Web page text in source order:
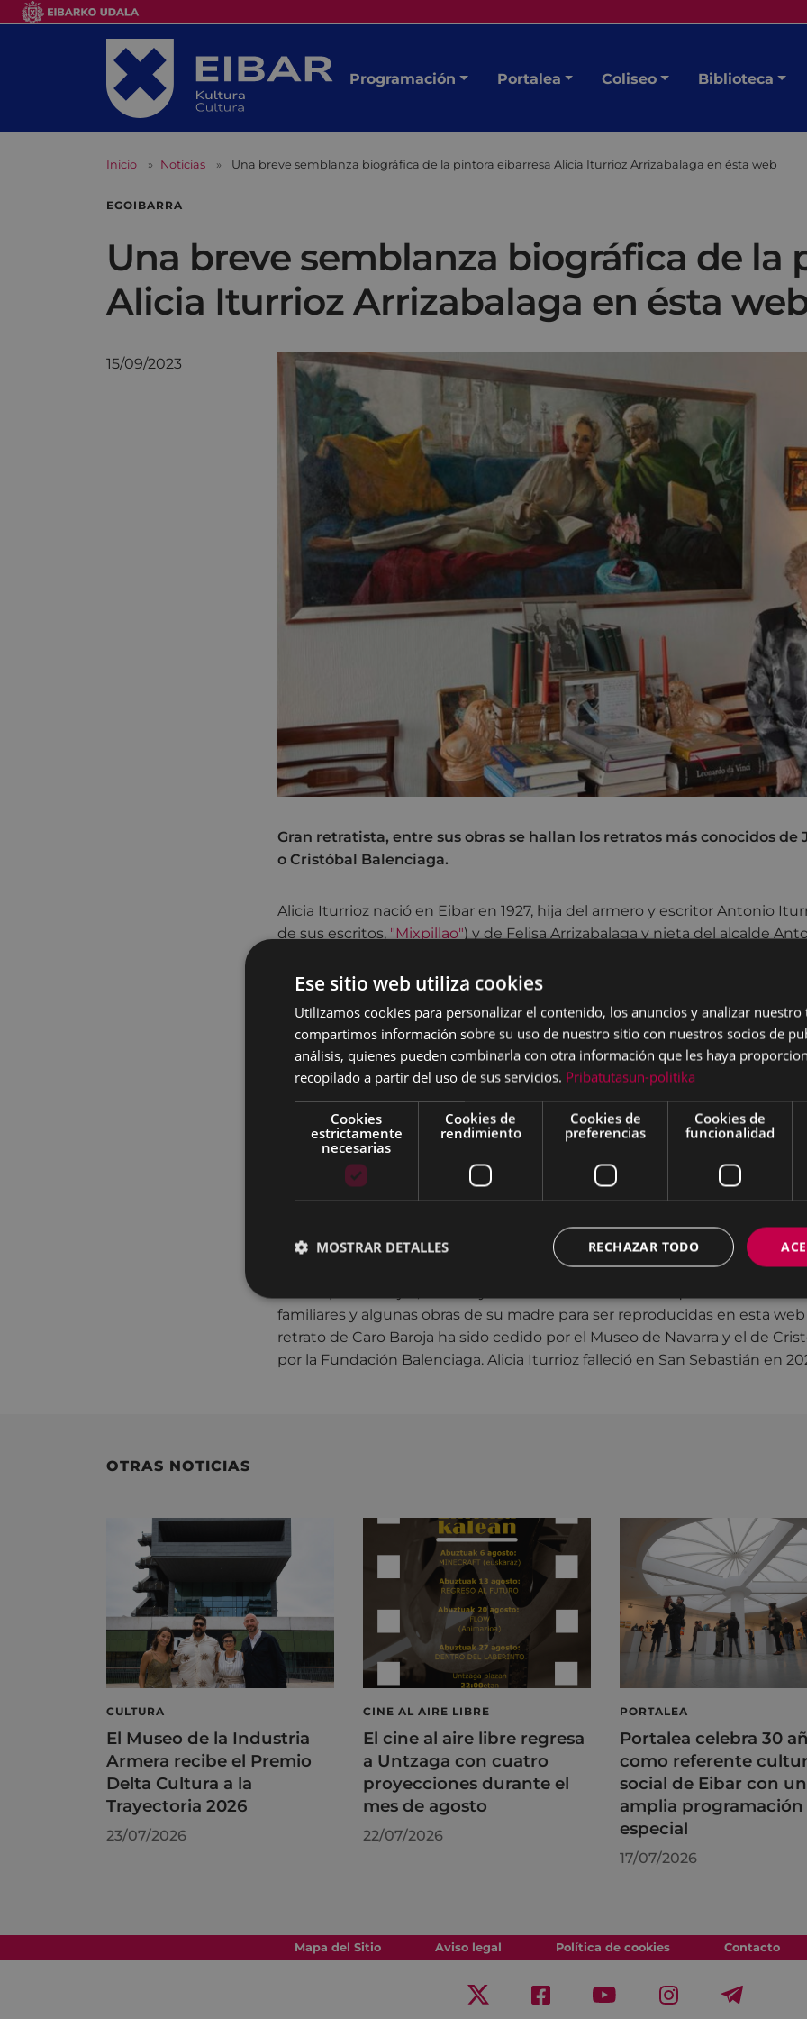
Programación Portalea Coliseo Biblioteca
Inicio Noticias Una breve semblanza biográfica de la pintora eibarresa Alicia Iturrioz Arrizabalaga en ésta web
EGOIBARRA
Una breve semblanza biográfica de la
Alicia Iturrioz Arrizabalaga en ésta
15/09/2023
Gran retratista, entre sus obras se hallan los retratos más conocidos de
o Cristóbal Balenciaga.
Alicia Iturrioz nació en Eibar en 1927, hija del armero y escritor Antonio
de sus escritos, "Mixpillao") y de Felisa Arrizabalaga y nieta del alcalde
Tras la guerra, vivió con sus tíos. Desde su infancia mostró interés hacia la
dibujo, y en 1944 fue admitida en la Escuela de Bellas Artes de San
estudios se alojó en la Residencia de señoritas de la calle Fortuny, en
la matemática María Wonenburg, la científica Pilar de Madariaga y la
Morales. En 1951 se casó con el pintor Ricardo Macarrón, y tuvieron dos
Mónica.
Alicia Iturrioz retrató a personalidades como Julio Caro Baroja, Cristóbal
Carmen Martín Gaite, pero además de ser una gran retratista, pintó
retratos infantiles. Sus obras se han expuesto en tres ocasiones en Eibar,
Topaleku, la primera a título individual y la segunda de manera colectiva.
pequeña semblanza biográfica que publicamos(también en
familiares y algunas obras de su madre para ser reproducidas en esta
retrato de Caro Baroja ha sido cedido por el Museo de Navarra y el de
por la Fundación Balenciaga. Alicia Iturrioz falleció en San Sebastián en
OTRAS NOTICIAS
CULTURA
El Museo de la Industria
Armera recibe el Premio
Delta Cultura a la
Trayectoria 2026
23/07/2026
CINE AL AIRE LIBRE
El cine al aire libre regresa
a Untzaga con cuatro
proyecciones durante el
mes de agosto
22/07/2026
PORTALEA
Portalea celebra 30
como referente
social de Eibar con
amplia programación
especial
17/07/2026
Mapa del Sitio Aviso legal Política de cookies Contacto
Ese sitio web utiliza cookies
Utilizamos cookies para personalizar el contenido, los anuncios y analizar nuestro
compartimos información sobre su uso de nuestro sitio con nuestros socios de
análisis, quienes pueden combinarla con otra información que les haya
recopilado a partir del uso de sus servicios. Pribatutasun-politika
Cookies
estrictamente
necesarias
Cookies de
rendimiento
Cookies de
preferencias
Cookies de
funcionalidad
RECHAZAR TODO
MOSTRAR DETALLES